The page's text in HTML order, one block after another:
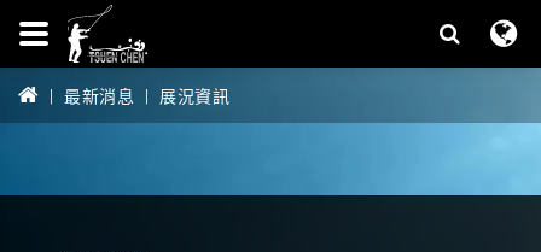
最新消息 展況資訊